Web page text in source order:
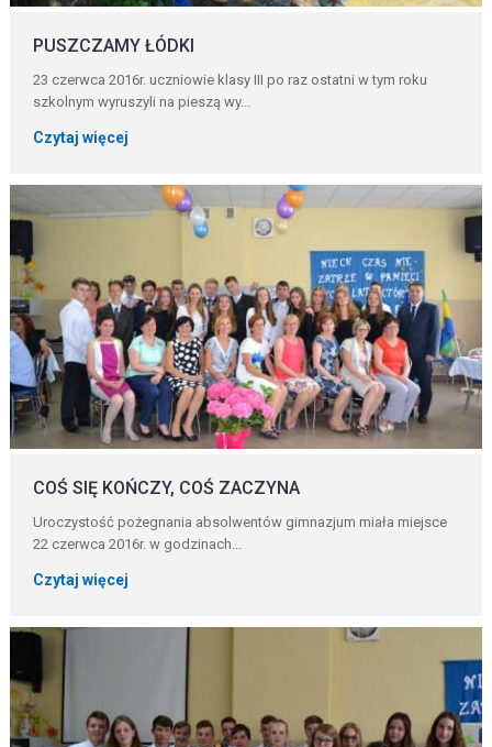
PUSZCZAMY ŁÓDKI
23 czerwca 2016r. uczniowie klasy III po raz ostatni w tym roku
szkolnym wyruszyli na pieszą wy...
Czytaj więcej
COŚ SIĘ KOŃCZY, COŚ ZACZYNA
Uroczystość pożegnania absolwentów gimnazjum miała miejsce
22 czerwca 2016r. w godzinach...
Czytaj więcej